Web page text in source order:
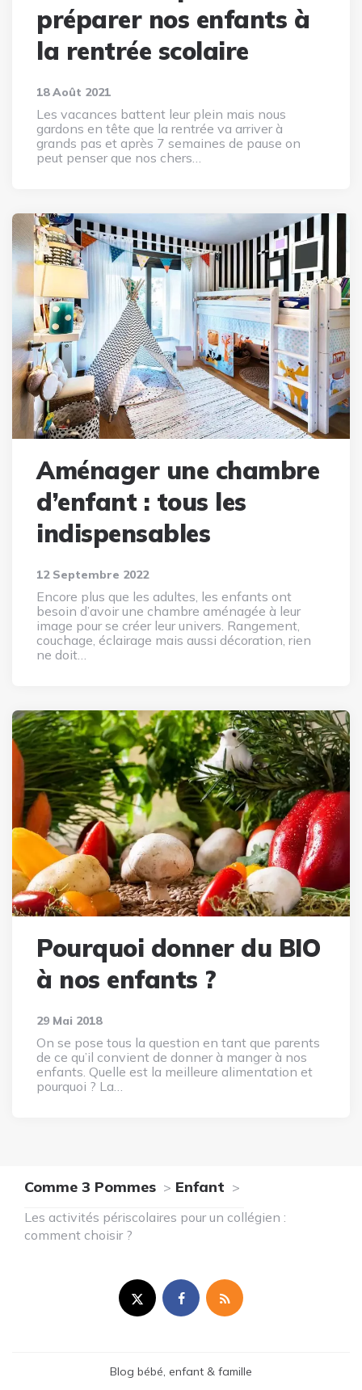
préparer nos enfants à
la rentrée scolaire
18 Août 2021
Les vacances battent leur plein mais nous
gardons en tête que la rentrée va arriver à
grands pas et après 7 semaines de pause on
peut penser que nos chers…
Aménager une chambre
d’enfant : tous les
indispensables
12 Septembre 2022
Encore plus que les adultes, les enfants ont
besoin d’avoir une chambre aménagée à leur
image pour se créer leur univers. Rangement,
couchage, éclairage mais aussi décoration, rien
ne doit…
Pourquoi donner du BIO
à nos enfants ?
29 Mai 2018
On se pose tous la question en tant que parents
de ce qu’il convient de donner à manger à nos
enfants. Quelle est la meilleure alimentation et
pourquoi ? La…
Comme 3 Pommes Enfant
Les activités périscolaires pour un collégien :
comment choisir ?
Blog bébé, enfant & famille